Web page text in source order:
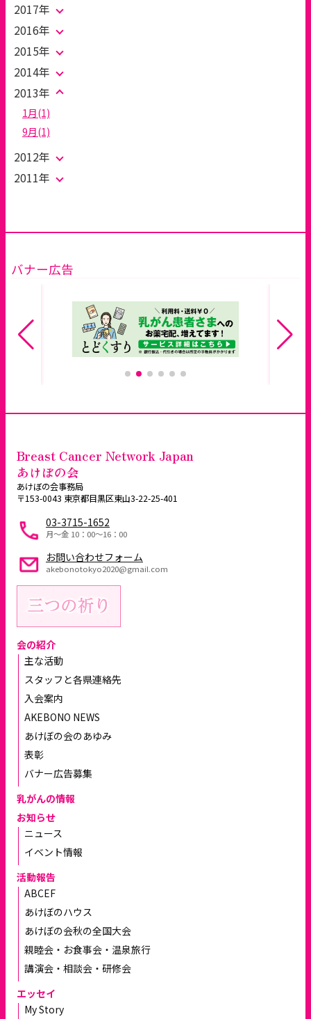
2017年
2016年
2015年
2014年
2013年
1月(1)
9月(1)
2012年
2011年
バナー広告
Breast Cancer Network Japan
あけぼの会
あけぼの会事務局
〒153-0043 東京都目黒区東山3-22-25-401
03-3715-1652
月～金 10：00〜16：00
お問い合わせフォーム
akebonotokyo2020@gmail.com
会の紹介
主な活動
スタッフと各県連絡先
入会案内
AKEBONO NEWS
あけぼの会のあゆみ
表彰
バナー広告募集
乳がんの情報
お知らせ
ニュース
イベント情報
活動報告
ABCEF
あけぼのハウス
あけぼの会秋の全国大会
親睦会・お食事会・温泉旅行
講演会・相談会・研修会
エッセイ
My Story